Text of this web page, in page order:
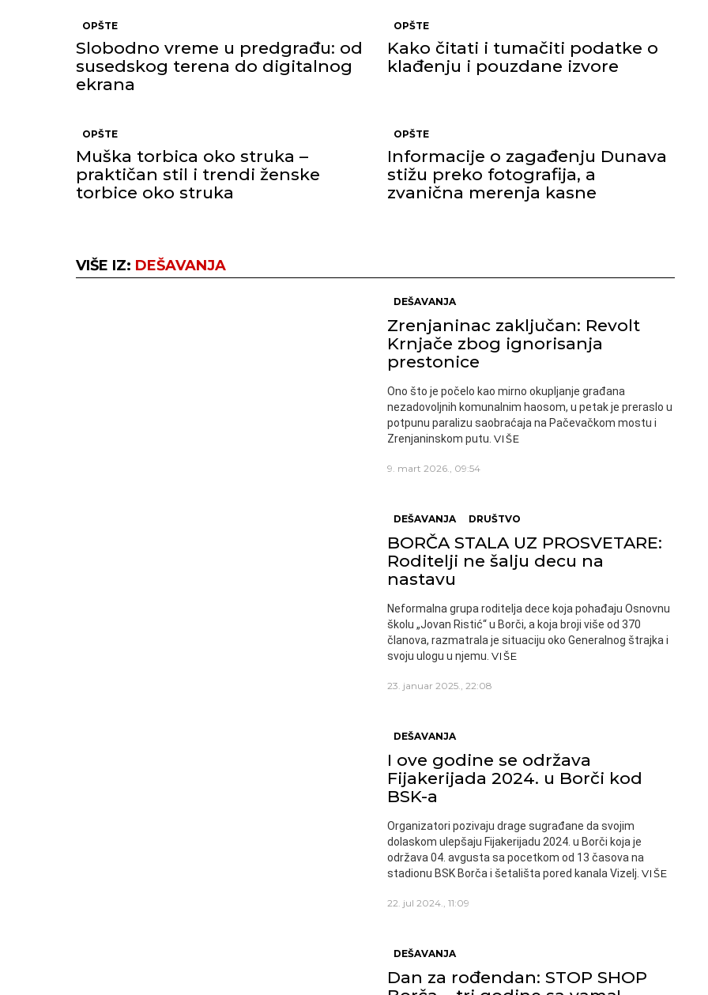
OPŠTE
Slobodno vreme u predgrađu: od
susedskog terena do digitalnog
ekrana
OPŠTE
Kako čitati i tumačiti podatke o
klađenju i pouzdane izvore
OPŠTE
Muška torbica oko struka –
praktičan stil i trendi ženske
torbice oko struka
OPŠTE
Informacije o zagađenju Dunava
stižu preko fotografija, a
zvanična merenja kasne
VIŠE IZ: DEŠAVANJA
DEŠAVANJA
Zrenjaninac zaključan: Revolt
Krnjače zbog ignorisanja
prestonice
Ono što je počelo kao mirno okupljanje građana
nezadovoljnih komunalnim haosom, u petak je preraslo u
potpunu paralizu saobraćaja na Pačevačkom mostu i
Zrenjaninskom putu. VIŠE
9. mart 2026., 09:54
DEŠAVANJA DRUŠTVO
BORČA STALA UZ PROSVETARE:
Roditelji ne šalju decu na
nastavu
Neformalna grupa roditelja dece koja pohađaju Osnovnu
školu „Jovan Ristić“ u Borči, a koja broji više od 370
članova, razmatrala je situaciju oko Generalnog štrajka i
svoju ulogu u njemu. VIŠE
23. januar 2025., 22:08
DEŠAVANJA
I ove godine se održava
Fijakerijada 2024. u Borči kod
BSK-a
Organizatori pozivaju drage sugrađane da svojim
dolaskom ulepšaju Fijakerijadu 2024. u Borči koja je
održava 04. avgusta sa pocetkom od 13 časova na
stadionu BSK Borča i šetališta pored kanala Vizelj. VIŠE
22. jul 2024., 11:09
DEŠAVANJA
Dan za rođendan: STOP SHOP